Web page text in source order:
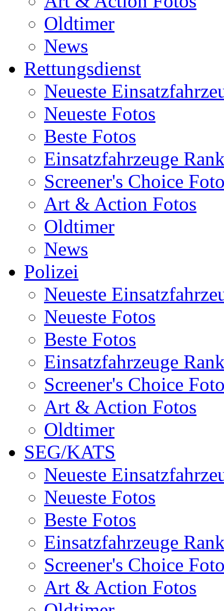
Oldtimer
News
Rettungsdienst
Neueste
Neueste Fotos
Beste Fotos
Einsatzfahrzeuge
Screener's Choice
Art & Action Fotos
Oldtimer
News
Polizei
Neueste
Neueste Fotos
Beste Fotos
Einsatzfahrzeuge
Screener's Choice
Art & Action Fotos
Oldtimer
SEG/KATS
Neueste
Neueste Fotos
Beste Fotos
Einsatzfahrzeuge
Screener's Choice
Art & Action Fotos